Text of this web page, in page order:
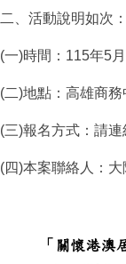
二、活動說明如次：
(一)時間：115年5
(二)地點：高雄商
(三)報名方式：請
(四)本案聯絡人：